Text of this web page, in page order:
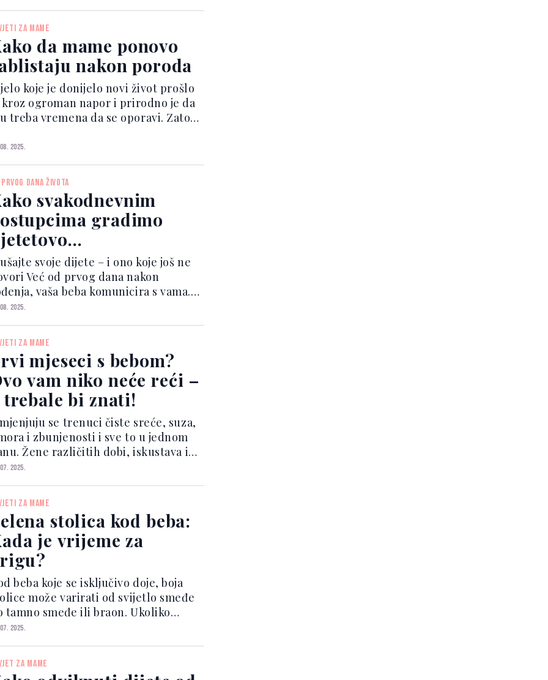
gladi Povećava se nivo
grelina, koji pojačava...
ZA MAME
da mame ponovo
nakon poroda
koje je donijelo novi život prošlo
ogroman napor i prirodno je da
treba vremena da se oporavi. Zato
ponovo osjeti dobro u svojoj koži.
tušem – trenutak obnove Koža
2025.
DANA ŽIVOTA
svakodnevnim
gradimo
svoje dijete – i ono koje još ne
Već od prvog dana nakon
vaša beba komunicira s vama.
vam poručuje da joj nešto
želi vašu blizinu. Kada
te znakove odg...
2025.
ZA MAME
mjeseci s bebom?
vam niko neće reći –
trebale bi znati!
se trenuci čiste sreće, suza,
i zbunjenosti i sve to u jednom
Žene različitih dobi, iskustava i
podijelile su svoja iskustva te
vrijeme na prve mjesece
2025.
ZA MAME
stolica kod beba:
je vrijeme za
beba koje se isključivo doje, boja
može varirati od svijetlo smeđe
tamno smeđe ili braon. Ukoliko
unosi veću količinu sirovog voća
stolice. U ovom slučaju, beba
nikakve te...
2025.
ZA MAME